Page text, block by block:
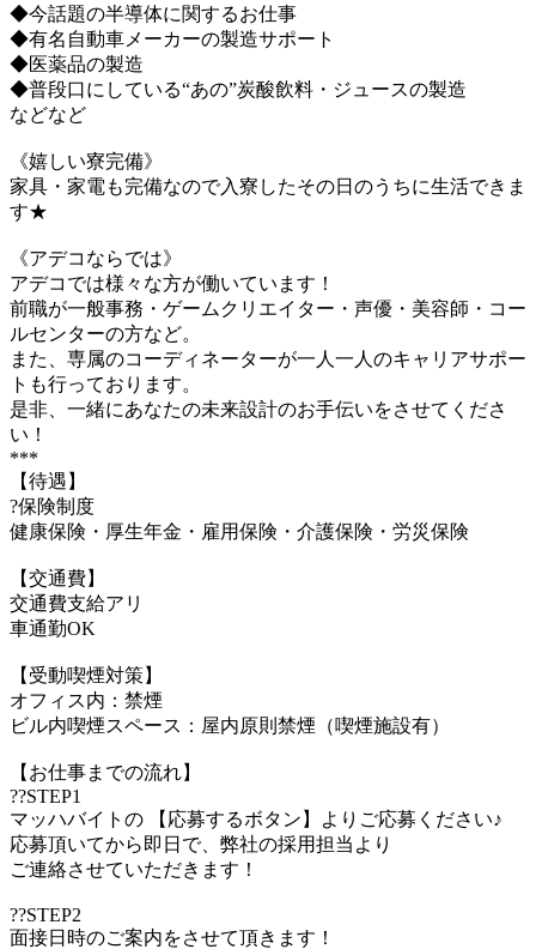
◆今話題の半導体に関するお仕事
◆有名自動車メーカーの製造サポート
◆医薬品の製造
◆普段口にしている“あの”炭酸飲料・ジュースの製造
などなど
《嬉しい寮完備》
家具・家電も完備なので入寮したその日のうちに生活できま
す★
《アデコならでは》
アデコでは様々な方が働いています！
前職が一般事務・ゲームクリエイター・声優・美容師・コー
ルセンターの方など。
また、専属のコーディネーターが一人一人のキャリアサポー
トも行っております。
是非、一緒にあなたの未来設計のお手伝いをさせてくださ
い！
***
【待遇】
?保険制度
健康保険・厚生年金・雇用保険・介護保険・労災保険
【交通費】
交通費支給アリ
車通勤OK
【受動喫煙対策】
オフィス内：禁煙
ビル内喫煙スペース：屋内原則禁煙（喫煙施設有）
【お仕事までの流れ】
??STEP1
マッハバイトの 【応募するボタン】よりご応募ください♪
応募頂いてから即日で、弊社の採用担当より
ご連絡させていただきます！
??STEP2
面接日時のご案内をさせて頂きます！